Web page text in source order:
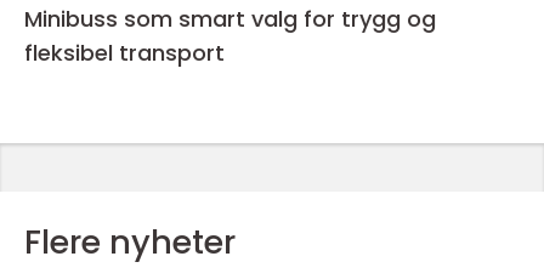
Minibuss som smart valg for trygg og
fleksibel transport
Flere nyheter